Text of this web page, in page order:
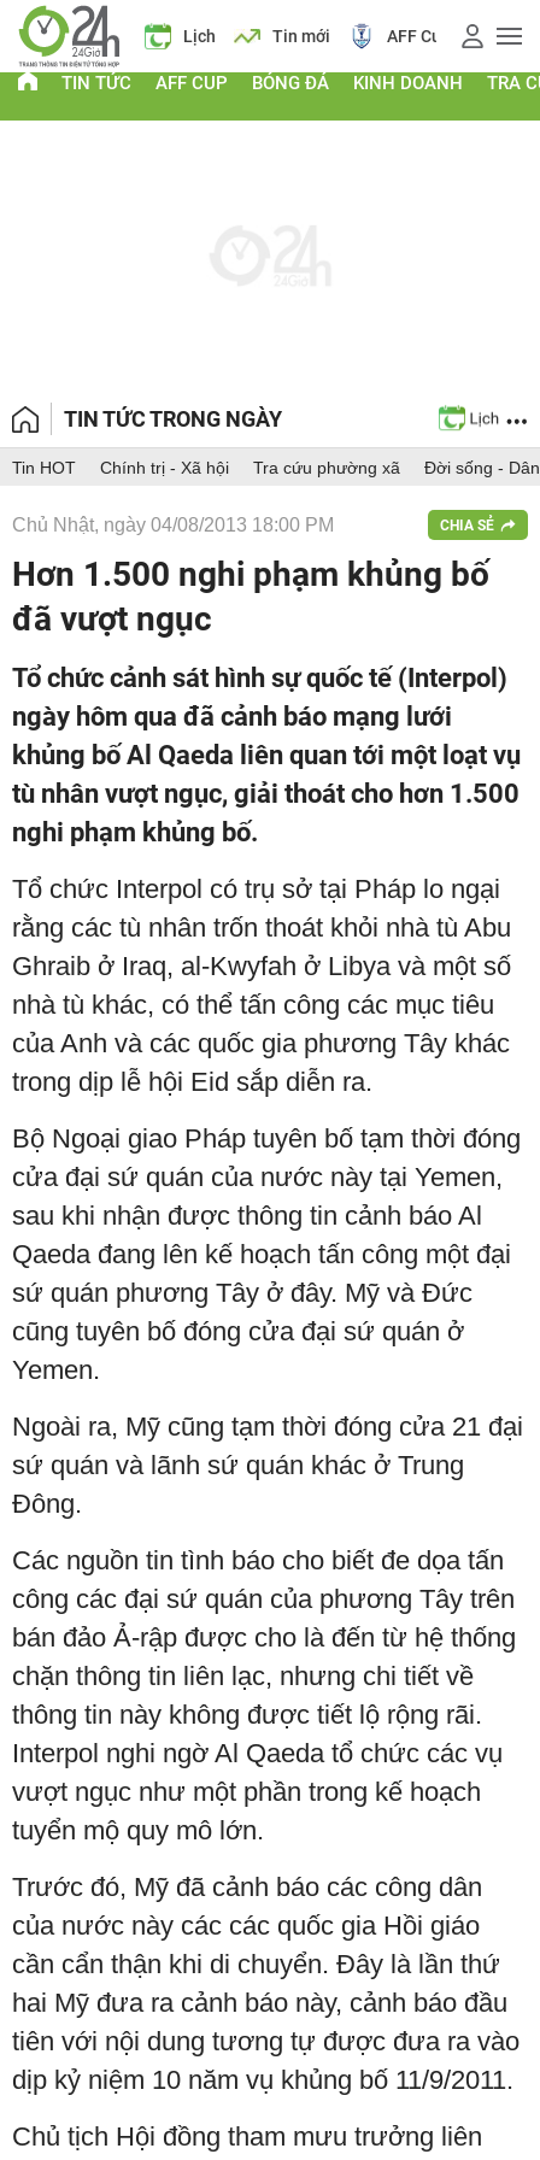
Giá vàng Lịch Tin mới AFF Cup Giá
TIN TỨC AFF CUP BÓNG ĐÁ KINH DOANH TRA
TIN TỨC TRONG NGÀY
Tin HOT Chính trị - Xã hội Tra cứu phường xã Đời sống -
Chủ Nhật, ngày 04/08/2013 18:00 PM CHIA SẺ
Hơn 1.500 nghi phạm khủng bố
đã vượt ngục
Tổ chức cảnh sát hình sự quốc tế (Interpol)
ngày hôm qua đã cảnh báo mạng lưới
khủng bố Al Qaeda liên quan tới một loạt vụ
tù nhân vượt ngục, giải thoát cho hơn 1.500
nghi phạm khủng bố.
Tổ chức Interpol có trụ sở tại Pháp lo ngại
rằng các tù nhân trốn thoát khỏi nhà tù Abu
Ghraib ở Iraq, al-Kwyfah ở Libya và một số
nhà tù khác, có thể tấn công các mục tiêu
của Anh và các quốc gia phương Tây khác
trong dịp lễ hội Eid sắp diễn ra.
Bộ Ngoại giao Pháp tuyên bố tạm thời đóng
cửa đại sứ quán của nước này tại Yemen,
sau khi nhận được thông tin cảnh báo Al
Qaeda đang lên kế hoạch tấn công một đại
sứ quán phương Tây ở đây. Mỹ và Đức
cũng tuyên bố đóng cửa đại sứ quán ở
Yemen.
Ngoài ra, Mỹ cũng tạm thời đóng cửa 21 đại
sứ quán và lãnh sứ quán khác ở Trung
Đông.
Các nguồn tin tình báo cho biết đe dọa tấn
công các đại sứ quán của phương Tây trên
bán đảo Ả-rập được cho là đến từ hệ thống
chặn thông tin liên lạc, nhưng chi tiết về
thông tin này không được tiết lộ rộng rãi.
Interpol nghi ngờ Al Qaeda tổ chức các vụ
vượt ngục như một phần trong kế hoạch
tuyển mộ quy mô lớn.
Trước đó, Mỹ đã cảnh báo các công dân
của nước này các các quốc gia Hồi giáo
cần cẩn thận khi di chuyển. Đây là lần thứ
hai Mỹ đưa ra cảnh báo này, cảnh báo đầu
tiên với nội dung tương tự được đưa ra vào
dịp kỷ niệm 10 năm vụ khủng bố 11/9/2011.
Chủ tịch Hội đồng tham mưu trưởng liên